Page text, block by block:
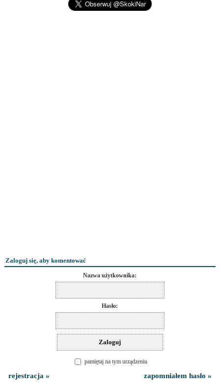
Zaloguj się, aby komentować
Nazwa użytkownika:
Hasło:
pamiętaj na tym urządzeniu
rejestracja » zapomniałem hasło »